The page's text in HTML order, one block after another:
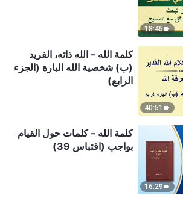
18:45
40:51
كلمة الله – الله ذاته، الفريد
(ب) شخصية الله البارة (الجزء
الرابع)
16:29
كلمة الله – كلمات حول القيام
بواجب (اقتباس 39)